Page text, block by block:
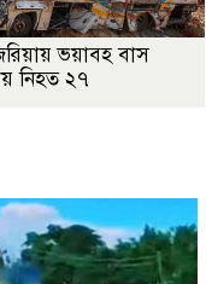
ভয়াবহ বাস
নিহত ২৭